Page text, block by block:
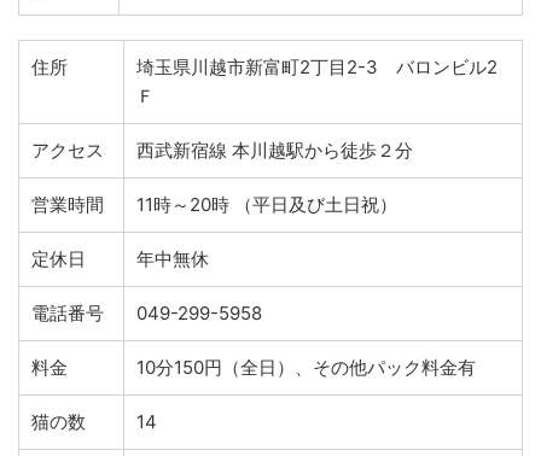
住所
埼玉県川越市新富町2丁目2-3 バロンビル2
Ｆ
アクセス 西武新宿線 本川越駅から徒歩２分
営業時間 11時～20時 （平日及び土日祝）
定休日 年中無休
電話番号 049-299-5958
料金 10分150円（全日）、その他パック料金有
猫の数 14